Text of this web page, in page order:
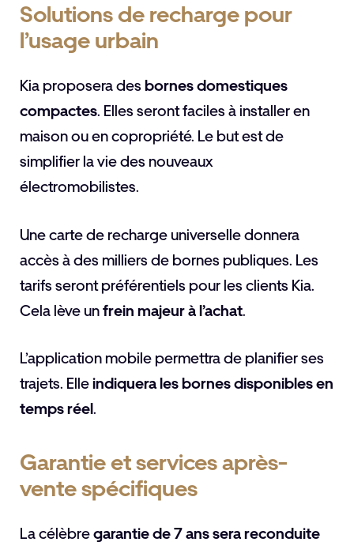
Solutions de recharge pour
l’usage urbain
Kia proposera des bornes domestiques
compactes. Elles seront faciles à installer en
maison ou en copropriété. Le but est de
simplifier la vie des nouveaux
électromobilistes.
Une carte de recharge universelle donnera
accès à des milliers de bornes publiques. Les
tarifs seront préférentiels pour les clients Kia.
Cela lève unfrein majeur à l’achat.
L’application mobile permettra de planifier ses
trajets. Elleindiquera les bornes disponibles en
temps réel.
Garantie et services après-
vente spécifiques
La célèbregarantie de 7 ans sera reconduite